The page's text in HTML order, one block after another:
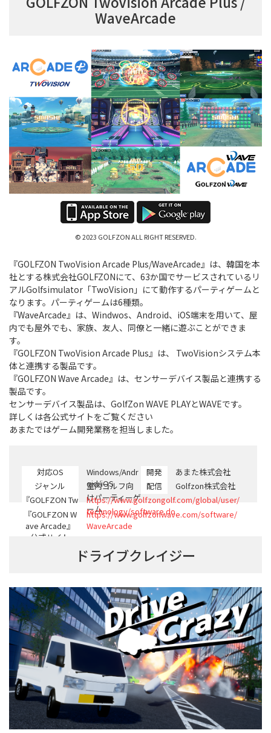
WaveArcade
© 2023 GOLFZON ALL RIGHT RESERVED.
『GOLFZON TwoVision Arcade Plus/WaveArcade』は、韓国を本
社とする株式会社GOLFZONにて、63か国でサービスされているリ
アルGolfsimulator「TwoVision」にて動作するパーティゲームと
なります。パーティゲームは6種類。
『WaveArcade』は、Windwos、Android、iOS端末を用いて、屋
内でも屋外でも、家族、友人、同僚と一緒に遊ぶことができま
す。
『GOLFZON TwoVision Arcade Plus』は、 TwoVisionシステム本
体と連携する製品です。
『GOLFZON Wave Arcade』は、センサーデバイス製品と連携する
製品です。
センサーデバイス製品は、GolfZon WAVE PLAYとWAVEです。
詳しくは各公式サイトをご覧ください
あまたではゲーム開発業務を担当しました。
対応OS
Windows/Andr
oid/iOS
開発
あまた株式会社
ジャンル
室内ゴルフ向
けパーティーゲ
ーム
配信
Golfzon株式会社
『GOLFZON Tw
oVision Arcade
Plus』公式サイ
ト
https://www.golfzongolf.com/global/user/
technology/software.do
『GOLFZON W
ave Arcade』
公式サイト
https://www.golfzonwave.com/software/
WaveArcade
https://www.golfzonwave.com/support/S
ドライブクレイジー